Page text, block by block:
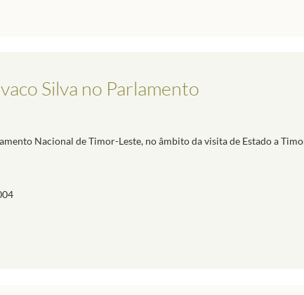
Silva no Parlamento
Nacional de Timor-Leste, no âmbito da visita de Estado a